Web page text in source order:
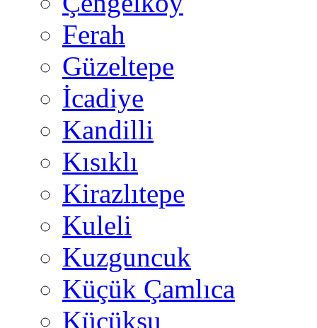
Ferah
Güzeltepe
İcadiye
Kandilli
Kısıklı
Kirazlıtepe
Kuleli
Kuzguncuk
Küçük Çamlıca
Küçüksu